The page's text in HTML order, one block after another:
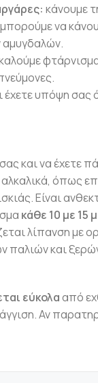
κάνουμε
να
αμυγδαλών.
έχετε υπόψη σας
και να έχετε
όπως
Είναι
κάθε 10 με 15
λίπανση με
παλιών και
εύκολααπό
Αν